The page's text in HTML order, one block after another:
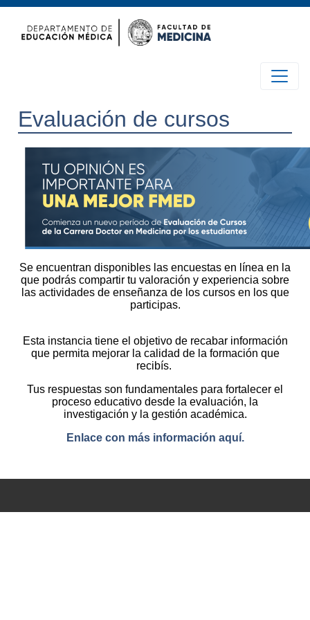
Evaluación de cursos
Se encuentran disponibles las encuestas en línea en la
que podrás compartir tu valoración y experiencia sobre
las actividades de enseñanza de los cursos en los que
participas.
Esta instancia tiene el objetivo de recabar información
que permita mejorar la calidad de la formación que
recibís.
Tus respuestas son fundamentales para fortalecer el
proceso educativo desde la evaluación, la
investigación y la gestión académica.
Enlace con más información aquí.